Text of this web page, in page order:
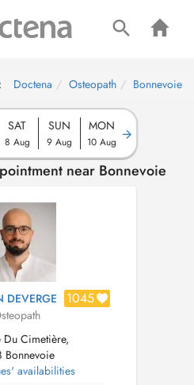
Doctena Osteopath Bonnevoie
SAT
8 Aug
SUN
9 Aug
MON
10 Aug
near Bonnevoie
DEVERGE 1045
Du Cimetière,
Bonnevoie
availabilities